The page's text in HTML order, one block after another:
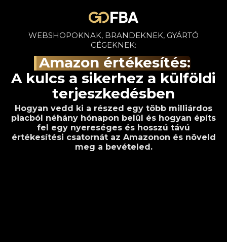
WEBSHOPOKNAK, BRANDEKNEK, GYÁRTÓ
CÉGEKNEK:
Amazon értékesítés:
A kulcs a sikerhez a külföldi
terjeszkedésben
Hogyan vedd ki a részed egy több milliárdos
piacból néhány hónapon belül és hogyan építs
fel egy nyereséges és hosszú távú
értékesítési csatornát az Amazonon és növeld
meg a bevételed.